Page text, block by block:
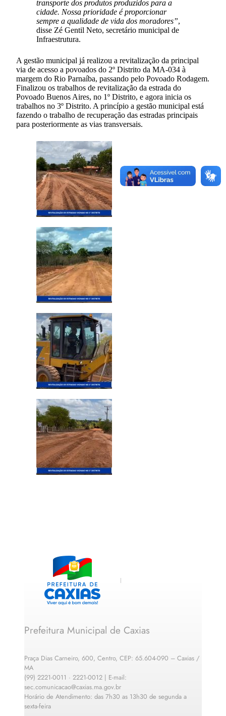
transporte dos produtos produzidos para a
cidade. Nossa prioridade é proporcionar
sempre a qualidade de vida dos moradores”,
disse Zé Gentil Neto, secretário municipal de
Infraestrutura.
A gestão municipal já realizou a revitalização da principal
via de acesso a povoados do 2º Distrito da MA-034 à
margem do Rio Parnaíba, passando pelo Povoado Rodagem.
Finalizou os trabalhos de revitalização da estrada do
Povoado Buenos Aires, no 1º Distrito, e agora inicia os
trabalhos no 3º Distrito. A princípio a gestão municipal está
fazendo o trabalho de recuperação das estradas principais
para posteriormente as vias transversais.
Prefeitura Municipal de Caxias
Praça Dias Carneiro, 600, Centro, CEP: 65.604-090 – Caxias /
MA
(99) 2221-0011 · 2221-0012 | E-mail:
sec.comunicacao@caxias.ma.gov.br
Horário de Atendimento: das 7h30 as 13h30 de segunda a
sexta-feira